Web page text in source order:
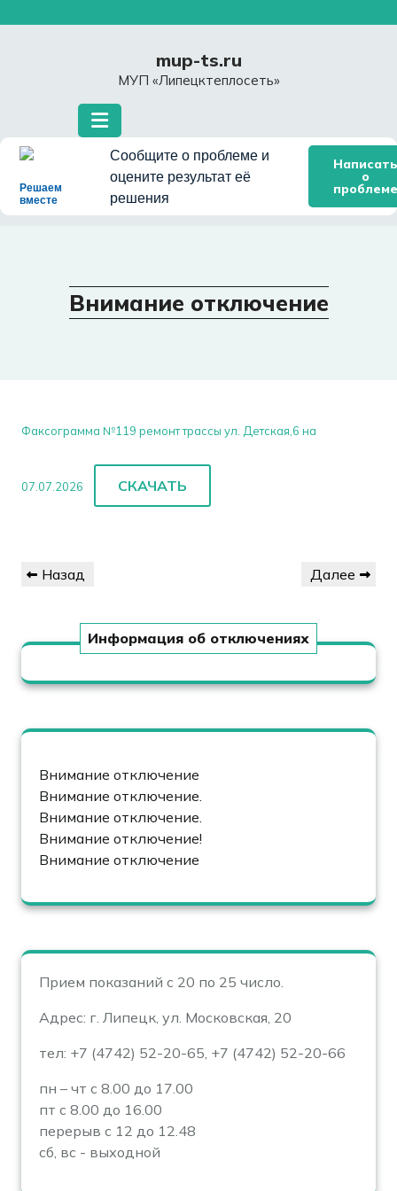
mup-ts.ru
МУП «Липецктеплосеть»
Решаем
вместе
Сообщите о проблеме и
оцените результат её
решения
Написать
о
проблеме
Внимание отключение
Факсограмма №119 ремонт трассы ул. Детская,6 на
07.07.2026 СКАЧАТЬ
по
Предыдущая
Назад
Следующая
Далее
Информация об отключениях
Внимание отключение
Внимание отключение.
Внимание отключение.
Внимание отключение!
Внимание отключение
Прием показаний с 20 по 25 число.
Адрес: г. Липецк, ул. Московская, 20
тел: +7 (4742) 52-20-65, +7 (4742) 52-20-66
пн – чт с 8.00 до 17.00
пт с 8.00 до 16.00
перерыв с 12 до 12.48
сб, вс - выходной